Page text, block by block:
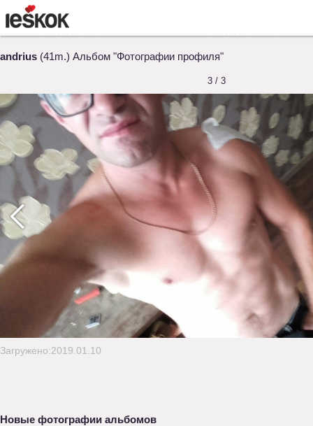
andrius (41m.) Альбом "Фотографии профиля"
3 / 3
Загружено:2019.01.10
Новые фотографии альбомов